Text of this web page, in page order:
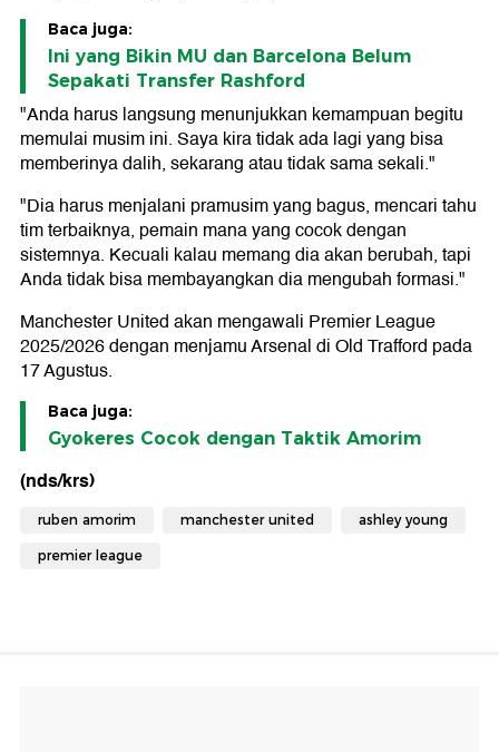
Baca juga:
Ini yang Bikin MU dan Barcelona Belum
Sepakati Transfer Rashford
"Anda harus langsung menunjukkan kemampuan begitu
memulai musim ini. Saya kira tidak ada lagi yang bisa
memberinya dalih, sekarang atau tidak sama sekali."
"Dia harus menjalani pramusim yang bagus, mencari tahu
tim terbaiknya, pemain mana yang cocok dengan
sistemnya. Kecuali kalau memang dia akan berubah, tapi
Anda tidak bisa membayangkan dia mengubah formasi."
Manchester United akan mengawali Premier League
2025/2026 dengan menjamu Arsenal di Old Trafford pada
17 Agustus.
Baca juga:
Gyokeres Cocok dengan Taktik Amorim
(nds/krs)
ruben amorim manchester united ashley young
premier league